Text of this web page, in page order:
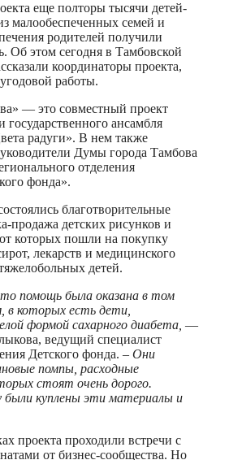
еще полторы тысячи детей-
малообеспеченных семей и
родителей получили
Об этом сегодня в Тамбовской
координаторы проекта,
работы.
— это совместный проект
ансамбля
радуги». В нем также
Думы города Тамбова
отделения
фонда».
благотворительные
продажа детских рисунков и
которых пошли на покупку
лекарств и медицинского
детей.
помощь была оказана в том
в которых есть дети,
формой сахарного диабета, —
ведущий специалист
Детского фонда. – Они
помпы, расходные
стоят очень дорого.
были куплены эти материалы и
проекта проходили встречи с
от бизнес-сообщества. Но